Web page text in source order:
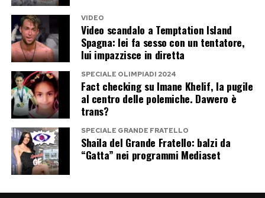
vitamina A per almeno tre o quattro settimane,
il tempo standard necessario al turnover
cellulare per rigenerare lo strato corneo. La cura
quotidiana deve ridursi a tre passaggi essenziali
e delicati: una detersione per affinità non
schiumogena, l’applicazione di creme barriera
ricche di ceramidi, colesterolo e acidi grassi per
ricostruire il cemento intercellulare, e una
protezione solare ad ampio spettro per
schermare i tessuti resi vulnerabili dal fai-da-te
VIDEO
Video scandalo a Temptation Island
Spagna: lei fa sesso con un tentatore,
lui impazzisce in diretta
SPECIALE OLIMPIADI 2024
Fact checking su Imane Khelif, la pugile
al centro delle polemiche. Davvero è
trans?
SPECIALE GRANDE FRATELLO
Shaila del Grande Fratello: balzi da
“Gatta” nei programmi Mediaset